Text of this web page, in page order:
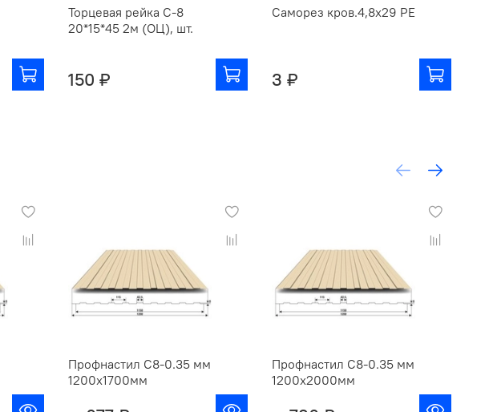
Торцевая рейка С-8
20*15*45 2м (ОЦ), шт.
150 ₽
Саморез кров.4,8х29 РЕ
3 ₽
Профнастил С8-0.35 мм
1200х1700мм
Профнастил С8-0.35 мм
1200х2000мм